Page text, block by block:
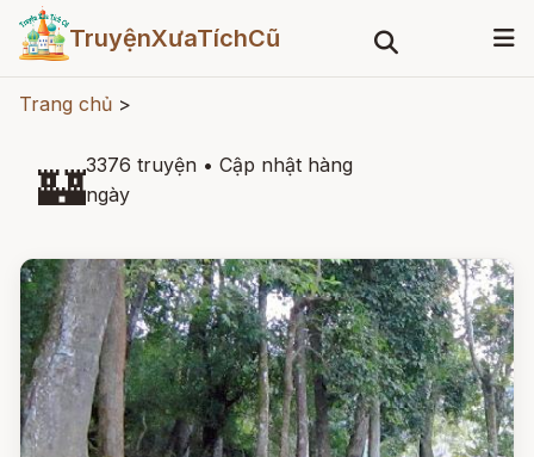
TruyệnXưaTíchCũ
Trang chủ >
🏰3376 truyện • Cập nhật hàng
ngày